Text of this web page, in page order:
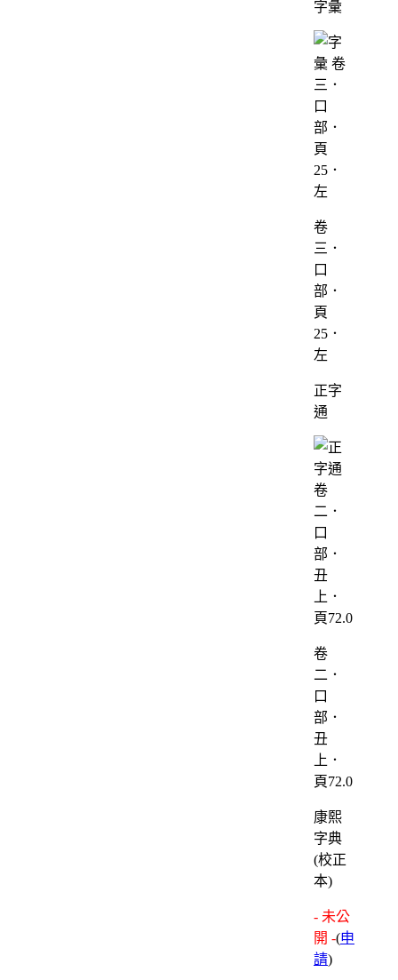
字彙
卷
三．
口
部．
頁
25．
左
正字
通
卷
二．
口
部．
丑
上．
頁72.0
康熙
字典
(校正
本)
- 未公
開 -(申
請)